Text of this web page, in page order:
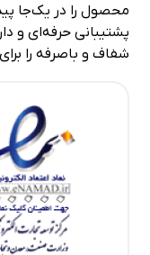
را در یک‌جا پیدا
حرفه‌ای و دارا
و باصرفه را برای